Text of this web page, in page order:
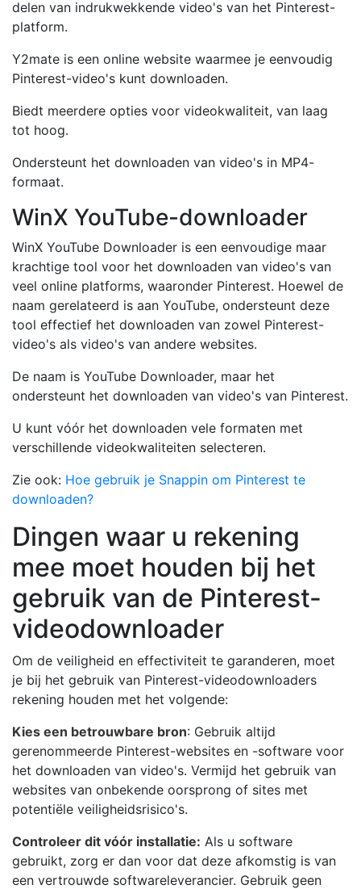
delen van indrukwekkende video's van het Pinterest-
platform.
Y2mate is een online website waarmee je eenvoudig
Pinterest-video's kunt downloaden.
Biedt meerdere opties voor videokwaliteit, van laag
tot hoog.
Ondersteunt het downloaden van video's in MP4-
formaat.
WinX YouTube-downloader
WinX YouTube Downloader is een eenvoudige maar
krachtige tool voor het downloaden van video's van
veel online platforms, waaronder Pinterest. Hoewel de
naam gerelateerd is aan YouTube, ondersteunt deze
tool effectief het downloaden van zowel Pinterest-
video's als video's van andere websites.
De naam is YouTube Downloader, maar het
ondersteunt het downloaden van video's van Pinterest.
U kunt vóór het downloaden vele formaten met
verschillende videokwaliteiten selecteren.
Zie ook: Hoe gebruik je Snappin om Pinterest te
downloaden?
Dingen waar u rekening
mee moet houden bij het
gebruik van de Pinterest-
videodownloader
Om de veiligheid en effectiviteit te garanderen, moet
je bij het gebruik van Pinterest-videodownloaders
rekening houden met het volgende:
Kies een betrouwbare bron: Gebruik altijd
gerenommeerde Pinterest-websites en -software voor
het downloaden van video's. Vermijd het gebruik van
websites van onbekende oorsprong of sites met
potentiële veiligheidsrisico's.
Controleer dit vóór installatie: Als u software
gebruikt, zorg er dan voor dat deze afkomstig is van
een vertrouwde softwareleverancier. Gebruik geen